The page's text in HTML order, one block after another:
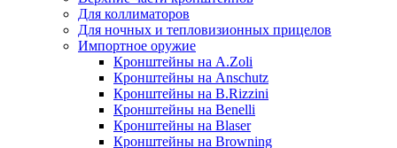
Для коллиматоров
Для ночных и тепловизионных прицелов
Импортное оружие
Кронштейны на A.Zoli
Кронштейны на Anschutz
Кронштейны на B.Rizzini
Кронштейны на Benelli
Кронштейны на Blaser
Кронштейны на Browning